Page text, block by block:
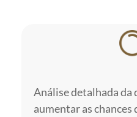
Análise detalhada da
aumentar as chances